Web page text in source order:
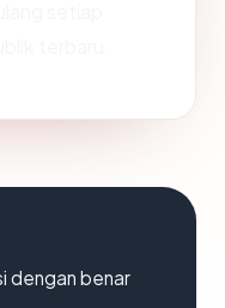
dengan benar